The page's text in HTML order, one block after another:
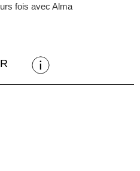
fois avec Alma